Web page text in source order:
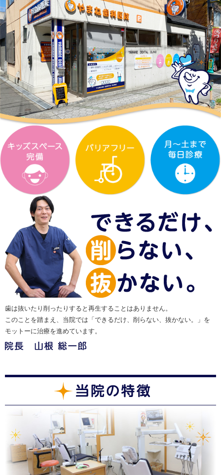
歯は抜いたり削ったりすると再生することはありません。
このことを踏まえ、当院では「できるだけ、削らない、抜かない。」を
モットーに治療を進めています。